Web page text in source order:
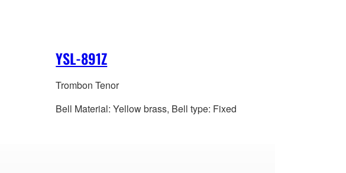
YSL-891Z
Trombon Tenor
Bell Material: Yellow brass, Bell type: Fixed